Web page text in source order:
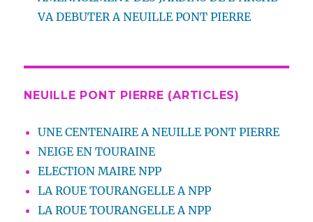
VA DEBUTER A NEUILLE PONT PIERRE
NEUILLE PONT PIERRE (ARTICLES)
UNE CENTENAIRE A NEUILLE PONT PIERRE
NEIGE EN TOURAINE
ELECTION MAIRE NPP
LA ROUE TOURANGELLE A NPP
LA ROUE TOURANGELLE A NPP